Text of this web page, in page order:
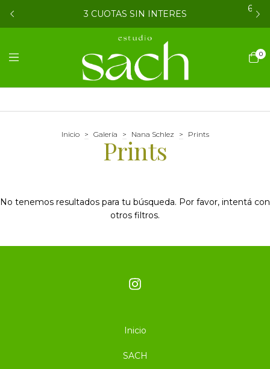
3 CUOTAS SIN INTERES 6
0
Inicio > Galería > Nana Schlez > Prints
Prints
No tenemos resultados para tu búsqueda. Por favor, intentá con
otros filtros.
Inicio
SACH